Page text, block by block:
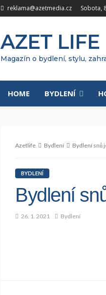
reklama@azetmedia.cz Sobota,
AZET LIFE
Magazín o bydlení, stylu,
HOME BYDLENÍ
Azetlife Bydlení Bydlení snů
BYDLENÍ
Bydlení
26. 1. 2021 Bydlení